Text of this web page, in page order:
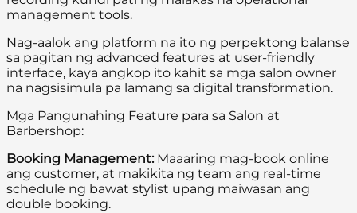
management tools.
Nag-aalok ang platform na ito ng perpektong balanse
sa pagitan ng advanced features at user-friendly
interface, kaya angkop ito kahit sa mga salon owner
na nagsisimula pa lamang sa digital transformation.
Mga Pangunahing Feature para sa Salon at
Barbershop:
Booking Management:Maaaring mag-book online
ang customer, at makikita ng team ang real-time
schedule ng bawat stylist upang maiwasan ang
double booking.